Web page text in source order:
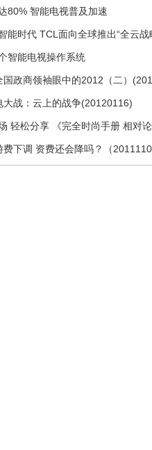
80% 智能电视普及加速
能时代 TCL面向全球推出“全云战
智能电视操作系统
国政商领袖眼中的2012（二）
大战：云上的战争(20120116)
轻松分享 《完全时尚手册 相对
下调 资费还会降吗？（